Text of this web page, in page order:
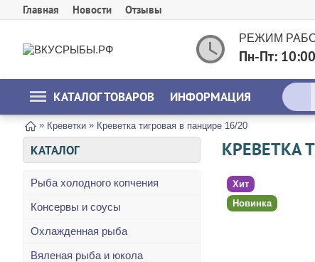
Главная Новости Отзывы
РЕЖИМ
Пн-Пт:
КАТАЛОГ ТОВАРОВ ИНФОРМАЦИЯ
» Креветки » Креветка тигровая в панцире 16/20
КАТАЛОГ
Рыба холодного копчения
Консервы и соусы
Охлажденная рыба
Вяленая рыба и юкола
КРЕВЕТКА
Хит
Новинка